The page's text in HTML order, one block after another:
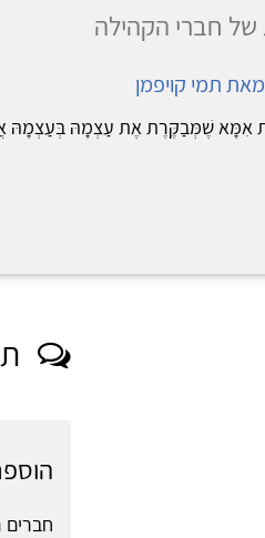
של חברי הקהילה
תמי קויפמן
אִמָּא שֶׁמְּבַקֶּרֶת אֶת עַצְמָהּ בְּעַצְמָהּ
חברים